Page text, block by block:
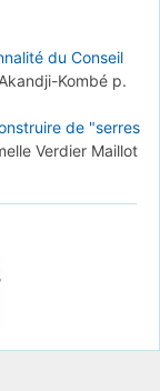
du Conseil
Kombé p.
de "serres
Verdier Maillot